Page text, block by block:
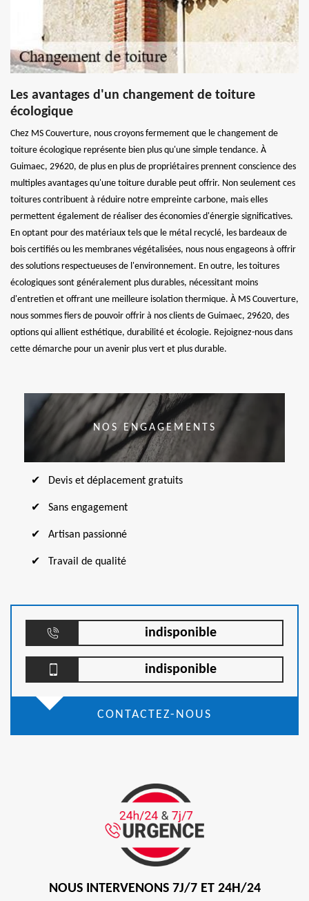
Les avantages d'un changement de toiture
écologique
Chez MS Couverture, nous croyons fermement que le changement de
toiture écologique représente bien plus qu'une simple tendance. À
Guimaec, 29620, de plus en plus de propriétaires prennent conscience des
multiples avantages qu'une toiture durable peut offrir. Non seulement ces
toitures contribuent à réduire notre empreinte carbone, mais elles
permettent également de réaliser des économies d'énergie significatives.
En optant pour des matériaux tels que le métal recyclé, les bardeaux de
bois certifiés ou les membranes végétalisées, nous nous engageons à offrir
des solutions respectueuses de l'environnement. En outre, les toitures
écologiques sont généralement plus durables, nécessitant moins
d'entretien et offrant une meilleure isolation thermique. À MS Couverture,
nous sommes fiers de pouvoir offrir à nos clients de Guimaec, 29620, des
options qui allient esthétique, durabilité et écologie. Rejoignez-nous dans
cette démarche pour un avenir plus vert et plus durable.
NOS ENGAGEMENTS
Devis et déplacement gratuits
Sans engagement
Artisan passionné
Travail de qualité
indisponible
indisponible
CONTACTEZ-NOUS
NOUS INTERVENONS 7J/7 ET 24H/24